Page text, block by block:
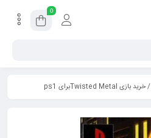
0
/ خرید بازی Twisted Metalبرای ps1